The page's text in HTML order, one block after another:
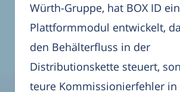
Würth-Gruppe, hat BOX ID
Plattformmodul entwickelt,
den Behälterfluss in der
Distributionskette steuert,
teure Kommissionierfehler in